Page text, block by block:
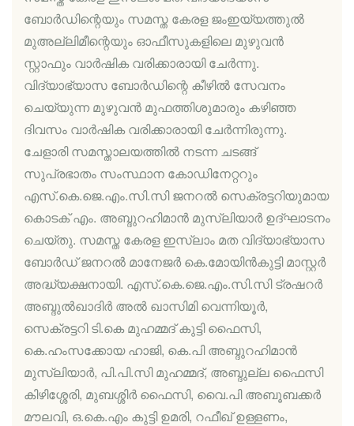
ബോര്‍ഡിന്റെയും സമസ്ത കേരള ജംഇയ്യത്തുല്‍
മുഅല്ലിമീന്റെയും ഓഫീസുകളിലെ മുഴുവന്‍
സ്റ്റാഫും വാര്‍ഷിക വരിക്കാരായി ചേര്‍ന്നു.
വിദ്യാഭ്യാസ ബോര്‍ഡിന്റെ കീഴില്‍ സേവനം
ചെയ്യുന്ന മുഴുവന്‍ മുഫത്തിശുമാരും കഴിഞ്ഞ
ദിവസം വാര്‍ഷിക വരിക്കാരായി ചേര്‍ന്നിരുന്നു.
ചേളാരി സമസ്താലയത്തില്‍ നടന്ന ചടങ്ങ്
സുപ്രഭാതം സംസ്ഥാന കോഡിനേറ്ററും
എസ്.കെ.ജെ.എം.സി.സി ജനറല്‍ സെക്രട്ടറിയുമായ
കൊടക് എം. അബ്ദുറഹിമാന്‍ മുസ്‌ലിയാര്‍ ഉദ്ഘാടനം
ചെയ്തു. സമസ്ത കേരള ഇസ്‌ലാം മത വിദ്യാഭ്യാസ
ബോര്‍ഡ് ജനറല്‍ മാനേജര്‍ കെ.മോയിന്‍കുട്ടി മാസ്റ്റര്‍
അദ്ധ്യക്ഷനായി. എസ്.കെ.ജെ.എം.സി.സി ട്രഷറര്‍
അബ്ദുല്‍ഖാദിര്‍ അല്‍ ഖാസിമി വെന്നിയൂര്‍,
സെക്രട്ടറി ടി.കെ മുഹമ്മദ് കുട്ടി ഫൈസി,
കെ.ഹംസക്കോയ ഹാജി, കെ.പി അബ്ദുറഹിമാന്‍
മുസ്‌ലിയാര്‍, പി.പി.സി മുഹമ്മദ്, അബ്ദുല്ല ഫൈസി
കിഴിശ്ശേരി, മുബശ്ശിര്‍ ഫൈസി, വൈ.പി അബൂബക്കര്‍
മൗലവി, ഒ.കെ.എം കുട്ടി ഉമരി, റഫീഖ് ഉള്ളണം,